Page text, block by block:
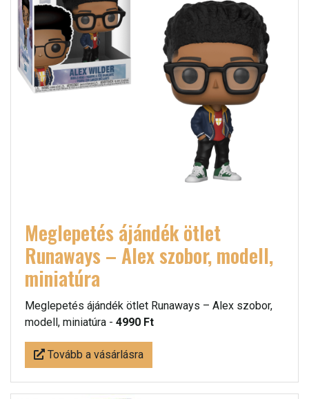
Meglepetés ájándék ötlet
Runaways – Alex szobor, modell,
miniatúra
Meglepetés ájándék ötlet Runaways – Alex szobor,
modell, miniatúra - 4990 Ft
Tovább a vásárlásra